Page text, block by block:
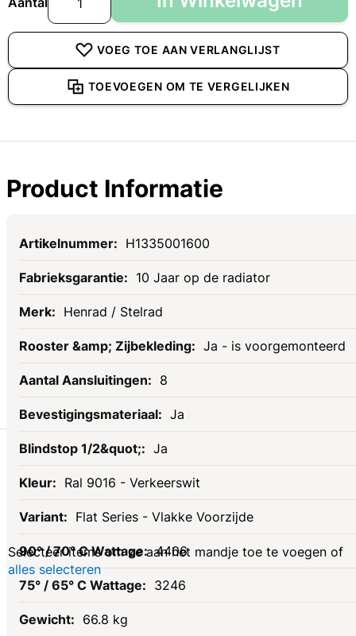
VOEG TOE AAN VERLANGLIJST
TOEVOEGEN OM TE VERGELIJKEN
Product Informatie
Specificaties
H1335001600
10 Jaar op de radiator
Henrad / Stelrad
Ja - is voorgemonteerd
8
Ja
Ja
Ral 9016 - Verkeerswit
Flat Series - Vlakke Voorzijde
4406
3246
66.8 kg
Gerelateerde
producten
Selecteer items om ze aan het mandje toe te voegen of
alles selecteren